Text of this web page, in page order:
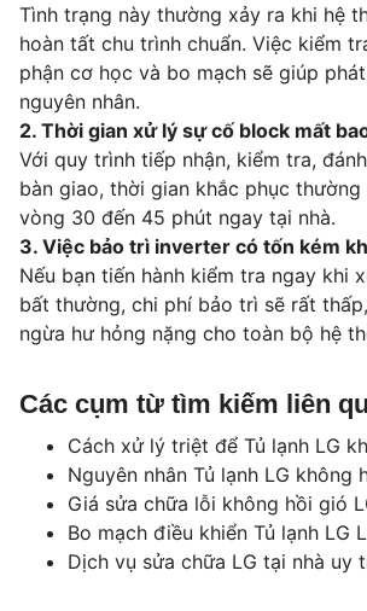
Tình trạng này thường xảy ra khi hệ
hoàn tất chu trình chuẩn. Việc kiểm
phận cơ học và bo mạch sẽ giúp
nguyên nhân.
2. Thời gian xử lý sự cố block mất
Với quy trình tiếp nhận, kiểm tra,
bàn giao, thời gian khắc phục
vòng 30 đến 45 phút ngay tại nhà.
3. Việc bảo trì inverter có tốn kém
Nếu bạn tiến hành kiểm tra ngay khi
bất thường, chi phí bảo trì sẽ rất
ngừa hư hỏng nặng cho toàn bộ hệ
Các cụm từ tìm kiếm liên
Cách xử lý triệt để Tủ lạnh LG
Nguyên nhân Tủ lạnh LG không
Giá sửa chữa lỗi không hồi gió
Bo mạch điều khiển Tủ lạnh LG
Dịch vụ sửa chữa LG tại nhà uy